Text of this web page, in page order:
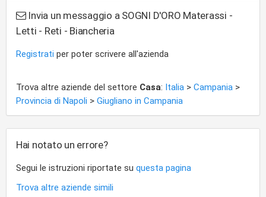
Invia un messaggio a SOGNI D'ORO Materassi -
Letti - Reti - Biancheria
Registrati per poter scrivere all'azienda
Trova altre aziende del settore Casa: Italia > Campania >
Provincia di Napoli > Giugliano in Campania
Hai notato un errore?
Segui le istruzioni riportate su questa pagina
Trova altre aziende simili